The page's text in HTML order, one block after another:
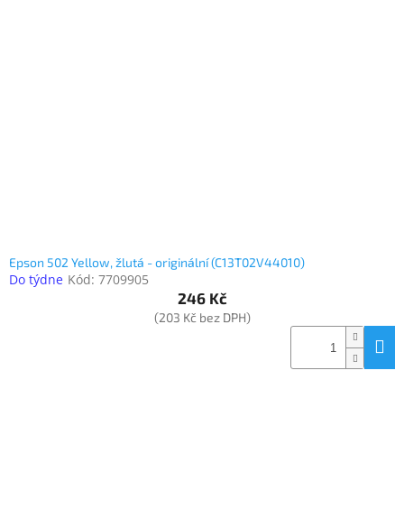
Epson 502 Yellow, žlutá - originální (C13T02V44010)
Do týdne Kód: 7709905
246 Kč
(203 Kč bez DPH)